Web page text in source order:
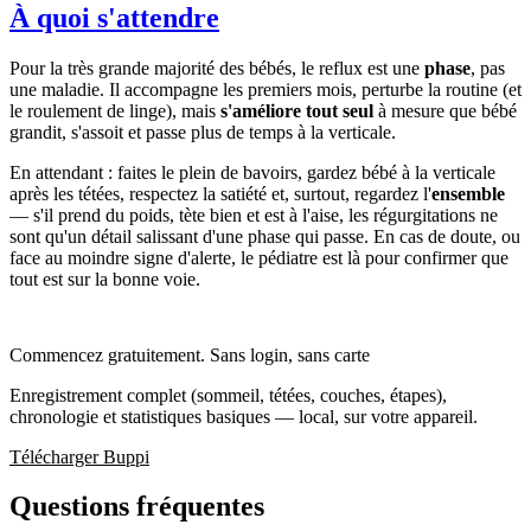
À quoi s'attendre
Pour la très grande majorité des bébés, le reflux est une phase, pas
une maladie. Il accompagne les premiers mois, perturbe la routine (et
le roulement de linge), mais s'améliore tout seul à mesure que bébé
grandit, s'assoit et passe plus de temps à la verticale.
En attendant : faites le plein de bavoirs, gardez bébé à la verticale
après les tétées, respectez la satiété et, surtout, regardez l'ensemble
— s'il prend du poids, tète bien et est à l'aise, les régurgitations ne
sont qu'un détail salissant d'une phase qui passe. En cas de doute, ou
face au moindre signe d'alerte, le pédiatre est là pour confirmer que
tout est sur la bonne voie.
Commencez gratuitement. Sans login, sans carte
Enregistrement complet (sommeil, tétées, couches, étapes),
chronologie et statistiques basiques — local, sur votre appareil.
Télécharger Buppi
Questions fréquentes